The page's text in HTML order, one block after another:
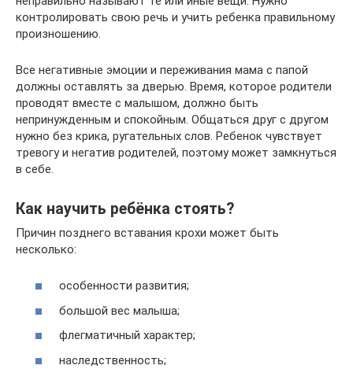
контролировать свою речь и учить ребенка правильному
произношению.
Все негативные эмоции и переживания мама с папой
должны оставлять за дверью. Время, которое родители
проводят вместе с малышом, должно быть
непринужденным и спокойным. Общаться друг с другом
нужно без крика, ругательных слов. Ребенок чувствует
тревогу и негатив родителей, поэтому может замкнуться
в себе.
Как научить ребёнка стоять?
Причин позднего вставания крохи может быть
несколько:
особенности развития;
большой вес малыша;
флегматичный характер;
наследственность;